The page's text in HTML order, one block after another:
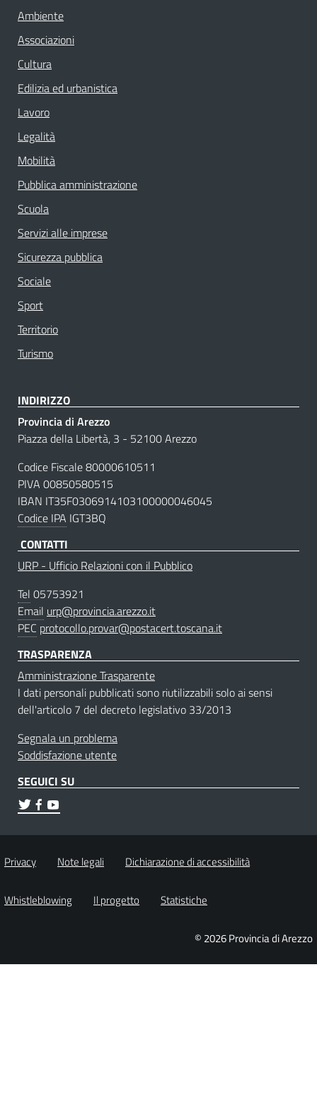
Ambiente
Associazioni
Cultura
Edilizia ed urbanistica
Lavoro
Legalità
Mobilità
Pubblica amministrazione
Scuola
Servizi alle imprese
Sicurezza pubblica
Sociale
Sport
Territorio
Turismo
INDIRIZZO
Provincia di Arezzo
Piazza della Libertà, 3 - 52100 Arezzo
Codice Fiscale 80000610511
PIVA 00850580515
IBAN IT35F0306914103100000046045
Codice IPA IGT3BQ
CONTATTI
URP - Ufficio Relazioni con il Pubblico
Tel 05753921
Email urp@provincia.arezzo.it
PEC protocollo.provar@postacert.toscana.it
TRASPARENZA
Amministrazione Trasparente
I dati personali pubblicati sono riutilizzabili solo ai sensi
dell'articolo 7 del decreto legislativo 33/2013
Segnala un problema
Soddisfazione utente
SEGUICI SU
Privacy Note legali Dichiarazione di accessibilità
Whistleblowing Il progetto Statistiche
© 2026 Provincia di Arezzo